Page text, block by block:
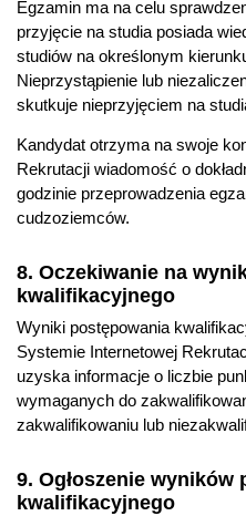
Egzamin ma na celu
przyjęcie na studia posiada
studiów na określonym
Nieprzystąpienie lub
skutkuje nieprzyjęciem na
Kandydat otrzyma na swoje
Rekrutacji wiadomość o
godzinie przeprowadzenia
cudzoziemców.
8. Oczekiwanie na
kwalifikacyjnego
Wyniki postępowania
Systemie Internetowej
uzyska informacje o liczbie
wymaganych do
zakwalifikowaniu lub
9. Ogłoszenie wyników
kwalifikacyjnego